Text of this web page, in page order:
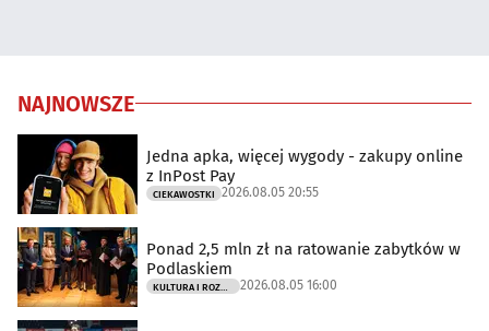
NAJNOWSZE
Jedna apka, więcej wygody - zakupy online
z InPost Pay
CIEKAWOSTKI 2026.08.05 20:55
Ponad 2,5 mln zł na ratowanie zabytków w
Podlaskiem
KULTURA I ROZRYWKA 2026.08.05 16:00